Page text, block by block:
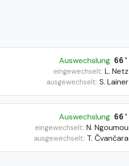
Auswechslung 66'
eingewechselt: L. Netz
ausgewechselt: S. Lainer
Auswechslung 66'
eingewechselt: N. Ngoumou
ausgewechselt: T. Čvančara